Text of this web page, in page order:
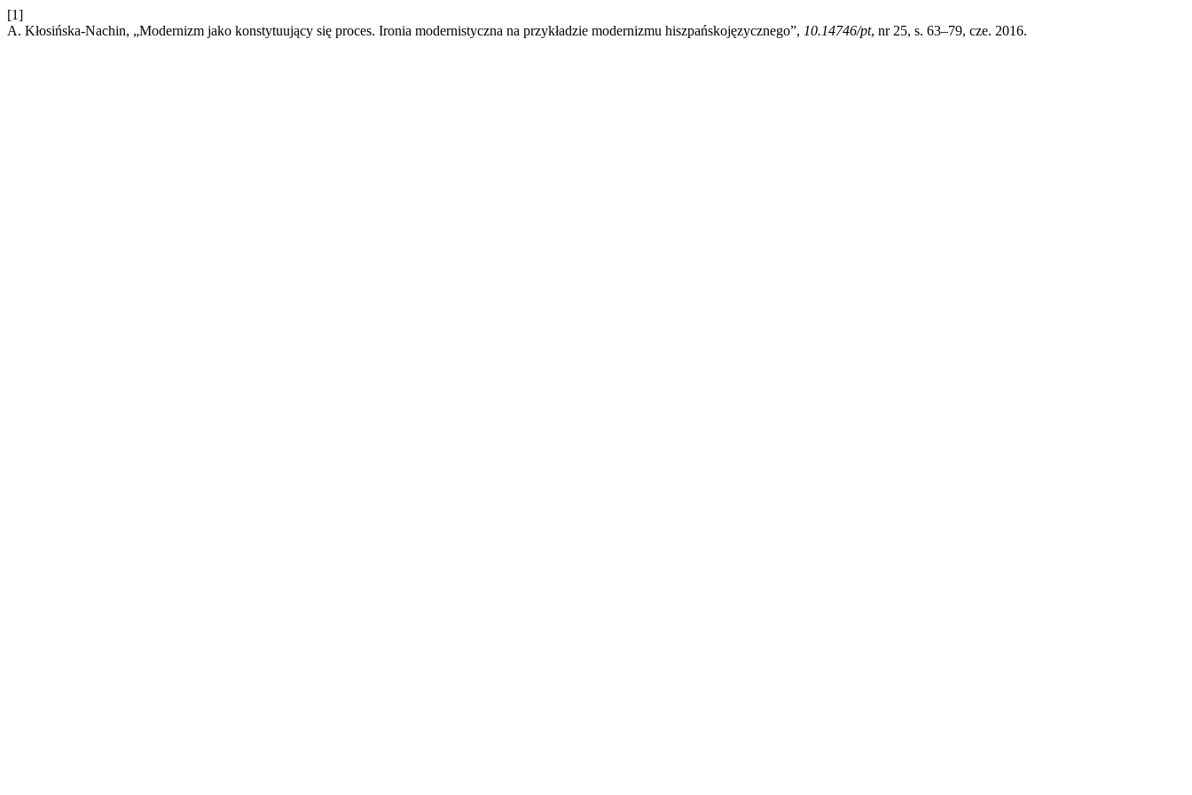
[1]
A. Kłosińska-Nachin, „Modernizm jako konstytuujący się proces. Ironia modernistyczna na przykładzie modernizmu hiszpańskojęzycznego”, 10.14746/pt, nr 25, s. 63–79, cze. 2016.